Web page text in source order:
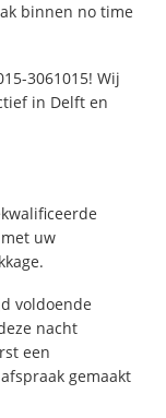
binnen no time
3061015! Wij
in Delft en
uw
voldoende
nacht
een
gemaakt